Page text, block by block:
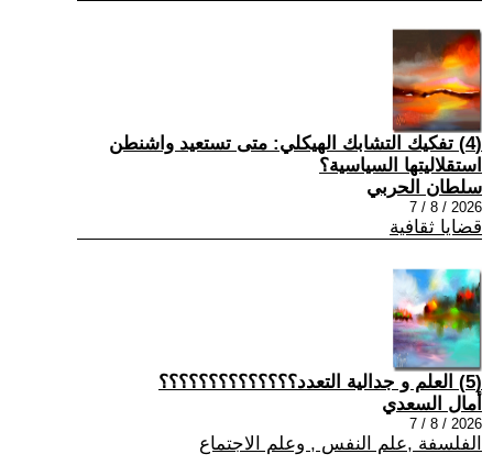
(4) تفكيك التشابك الهيكلي: متى تستعيد واشنطن
استقلاليتها السياسية؟
سلطان الحربي
2026 / 8 / 7
قضايا ثقافية
(5) العلم و جدالية التعدد؟؟؟؟؟؟؟؟؟؟؟؟؟؟
أمال السعدي
2026 / 8 / 7
الفلسفة ,علم النفس , وعلم الاجتماع